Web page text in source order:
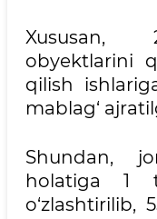
Xususan,
obyektlarini
qilish
mablag‘
Shundan,
holatiga 1
o‘zlashtirilib,